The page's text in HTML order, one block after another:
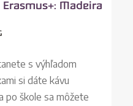
Madeira
s výhľadom
si dáte kávu
po škole sa môžete